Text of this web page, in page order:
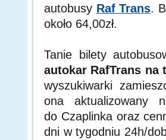
autobusy Raf Trans.
około 64,00zł.
Tanie bilety
autokar RafTrans na
wyszukiwarki
ona aktualizowany
do Czaplinka oraz
dni w tygodniu 24h/